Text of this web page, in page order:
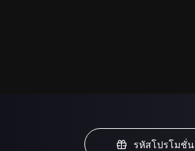
รหัสโปรโมชั่น